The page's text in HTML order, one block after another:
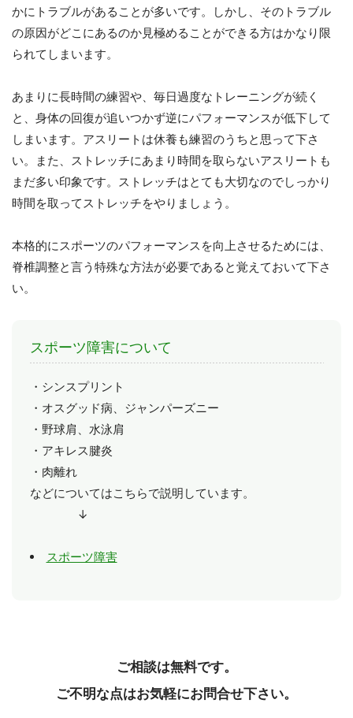
かにトラブルがあることが多いです。しかし、そのトラブル
の原因がどこにあるのか見極めることができる方はかなり限
られてしまいます。
あまりに長時間の練習や、毎日過度なトレーニングが続く
と、身体の回復が追いつかず逆にパフォーマンスが低下して
しまいます。アスリートは休養も練習のうちと思って下さ
い。また、ストレッチにあまり時間を取らないアスリートも
まだ多い印象です。ストレッチはとても大切なのでしっかり
時間を取ってストレッチをやりましょう。
本格的にスポーツのパフォーマンスを向上させるためには、
脊椎調整と言う特殊な方法が必要であると覚えておいて下さ
い。
スポーツ障害について
・シンスプリント
・オスグッド病、ジャンパーズニー
・野球肩、水泳肩
・アキレス腱炎
・肉離れ
などについてはこちらで説明しています。
↓
スポーツ障害
ご相談は無料です。
ご不明な点はお気軽にお問合せ下さい。